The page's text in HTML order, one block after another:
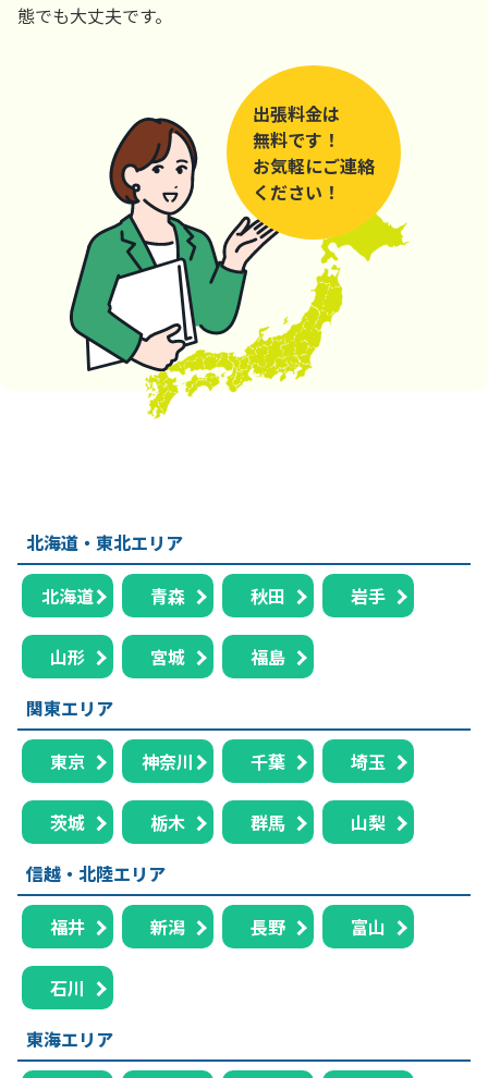
態でも大丈夫です。
出張料金は
無料です！
お気軽にご連絡
ください！
北海道・東北エリア
北海道 青森 秋田 岩手
山形 宮城
福島
関東エリア
東京 神奈川 千葉 埼玉
茨城 栃木 群馬
山梨
信越・北陸エリア
福井 新潟 長野 富山
石川
東海エリア